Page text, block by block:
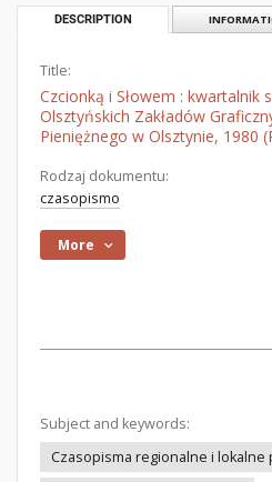
DESCRIPTION
Title:
Czcionką i Słowem :
Olsztyńskich Zakładów
Pieniężnego w Olsztynie, 1980
Rodzaj dokumentu:
czasopismo
More
Subject and keywords:
Czasopisma regionalne i lokalne